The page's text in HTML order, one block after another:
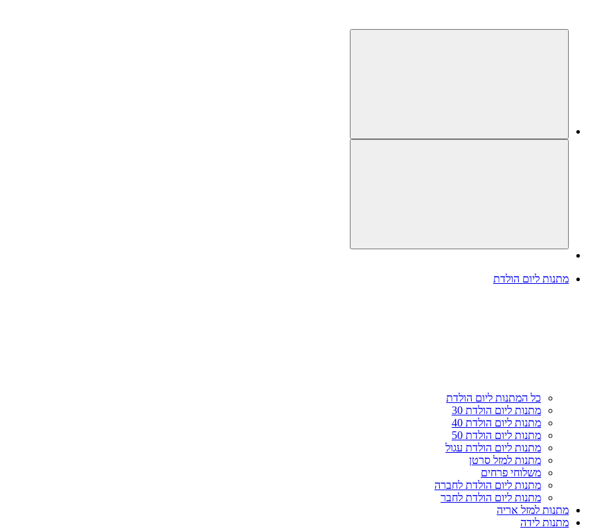
מתנות ליום הולדת
כל המתנות ליום הולדת
מתנות ליום הולדת 30
מתנות ליום הולדת 40
מתנות ליום הולדת 50
מתנות ליום הולדת עגול
מתנות למזל סרטן
משלוחי פרחים
מתנות ליום הולדת לחברה
מתנות ליום הולדת לחבר
מתנות למזל אריה
מתנות לידה